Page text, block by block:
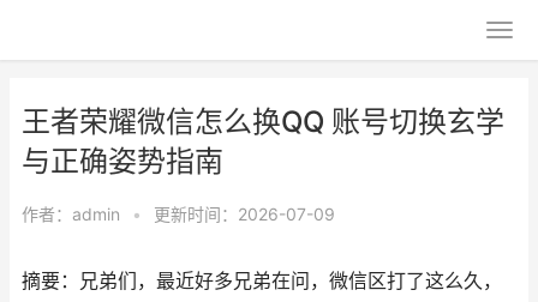
王者荣耀微信怎么换QQ 账号切换玄学
与正确姿势指南
作者： admin • 更新时间：2026-07-09
摘要：兄弟们，最近好多兄弟在问，微信区打了这么久，